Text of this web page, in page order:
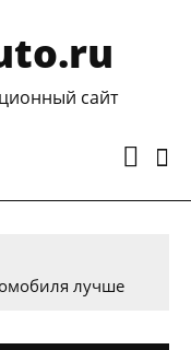
сайт
лучше